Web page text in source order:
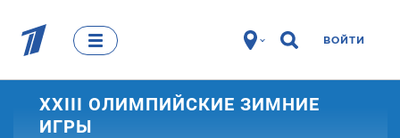
ВОЙТИ
XXIII ОЛИМПИЙСКИЕ ЗИМНИЕ
ИГРЫ